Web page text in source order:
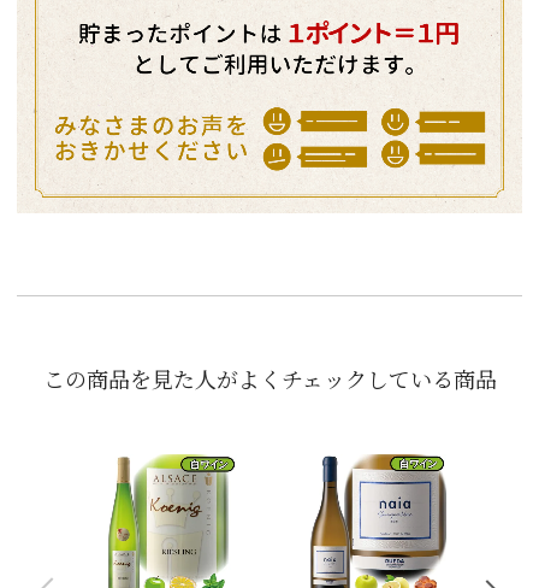
この商品を見た人がよくチェックしている商品